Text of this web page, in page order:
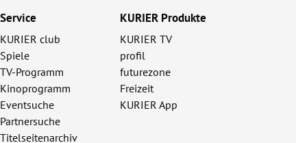
Service
KURIER club
Spiele
TV-Programm
Kinoprogramm
Eventsuche
Partnersuche
Titelseitenarchiv
KURIER Produkte
KURIER TV
profil
futurezone
Freizeit
KURIER App